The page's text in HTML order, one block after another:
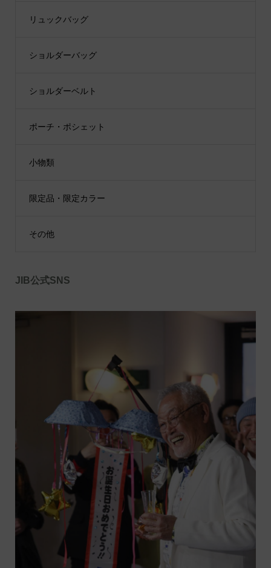
リュックバッグ
ショルダーバッグ
ショルダーベルト
ポーチ・ポシェット
小物類
限定品・限定カラー
その他
JIB公式SNS